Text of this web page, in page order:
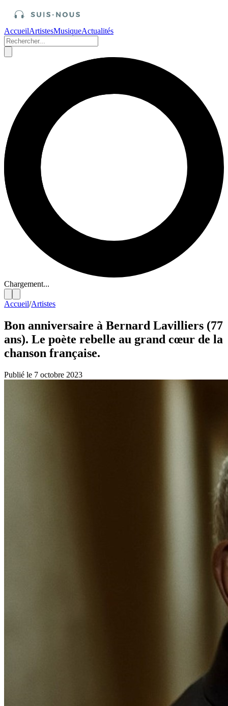
AccueilArtistesMusiqueActualités
Chargement...
Accueil/Artistes
Bon anniversaire à Bernard Lavilliers (77
ans). Le poète rebelle au grand cœur de la
chanson française.
Publié le 7 octobre 2023